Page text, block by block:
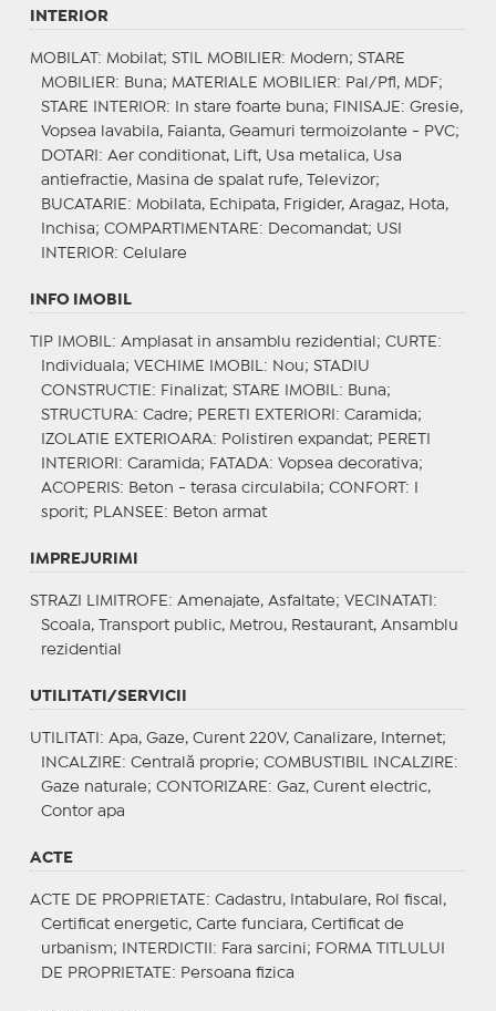
INTERIOR
MOBILAT : Mobilat; STIL MOBILIER: Modern; STARE
MOBILIER: Buna; MATERIALE MOBILIER: Pal/Pfl, MDF;
STARE INTERIOR: In stare foarte buna; FINISAJE : Gresie,
Vopsea lavabila, Faianta, Geamuri termoizolante - PVC;
DOTARI : Aer conditionat, Lift, Usa metalica, Usa
antiefractie, Masina de spalat rufe, Televizor;
BUCATARIE : Mobilata, Echipata, Frigider, Aragaz, Hota,
Inchisa; COMPARTIMENTARE : Decomandat; USI
INTERIOR: Celulare
INFO IMOBIL
TIP IMOBIL : Amplasat in ansamblu rezidential; CURTE :
Individuala; VECHIME IMOBIL : Nou; STADIU
CONSTRUCTIE : Finalizat; STARE IMOBIL : Buna;
STRUCTURA: Cadre; PERETI EXTERIORI : Caramida;
IZOLATIE EXTERIOARA: Polistiren expandat; PERETI
INTERIORI : Caramida; FATADA: Vopsea decorativa;
ACOPERIS: Beton - terasa circulabila; CONFORT : I
sporit; PLANSEE : Beton armat
IMPREJURIMI
STRAZI LIMITROFE : Amenajate, Asfaltate; VECINATATI :
Scoala, Transport public, Metrou, Restaurant, Ansamblu
rezidential
UTILITATI/SERVICII
UTILITATI : Apa, Gaze, Curent 220V, Canalizare, Internet;
INCALZIRE : Centrală proprie; COMBUSTIBIL INCALZIRE :
Gaze naturale; CONTORIZARE : Gaz, Curent electric,
Contor apa
ACTE
ACTE DE PROPRIETATE : Cadastru, Intabulare, Rol fiscal,
Certificat energetic, Carte funciara, Certificat de
urbanism;
INTERDICTII : Fara sarcini; FORMA TITLULUI
DE PROPRIETATE : Persoana fizica